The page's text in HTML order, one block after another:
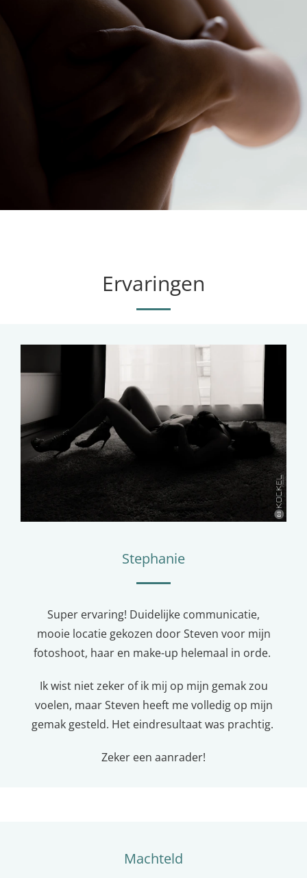
Ervaringen
Stephanie
Super ervaring! Duidelijke communicatie,
mooie locatie gekozen door Steven voor mijn
fotoshoot, haar en make-up helemaal in orde.
Ik wist niet zeker of ik mij op mijn gemak zou
voelen, maar Steven heeft me volledig op mijn
gemak gesteld. Het eindresultaat was prachtig.
Zeker een aanrader!
Machteld